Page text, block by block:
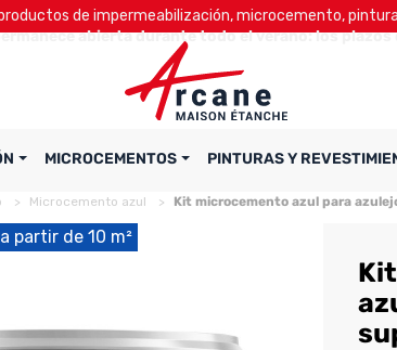
de impermeabilización, microcemento,
abierta durante todo el verano: los plazos
MICROCEMENTOS PINTURAS Y
Microcemento azul Kit microcemento azul para
partir de 10 m²